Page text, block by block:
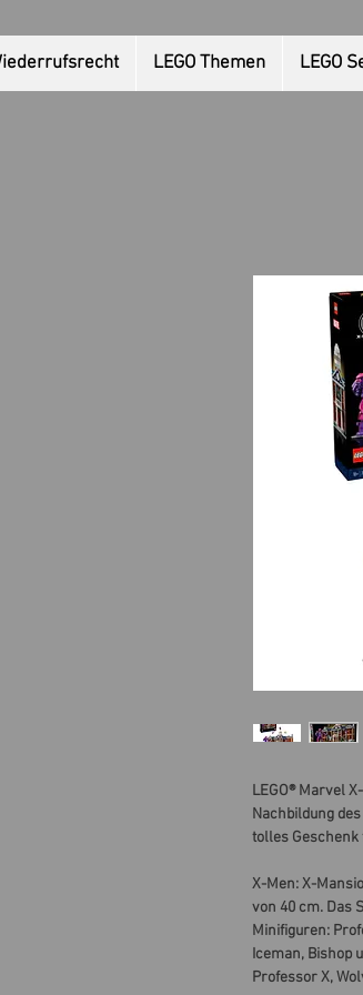
LEGO Themen LEGO
LEGO® Marvel
Nachbildung
tolles Geschenk
X-Men: X-
von 40 cm. Das
Minifiguren:
Iceman, Bishop
Professor X,